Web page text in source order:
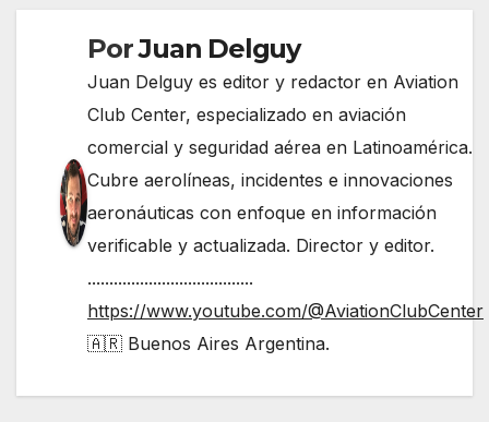
PorJuan Delguy
Juan Delguy es editor y redactor en Aviation
Club Center, especializado en aviación
comercial y seguridad aérea en Latinoamérica.
Cubre aerolíneas, incidentes e innovaciones
aeronáuticas con enfoque en información
verificable y actualizada. Director y editor.
......................................
https://www.youtube.com/@AviationClubCenter
🇦🇷 Buenos Aires Argentina.